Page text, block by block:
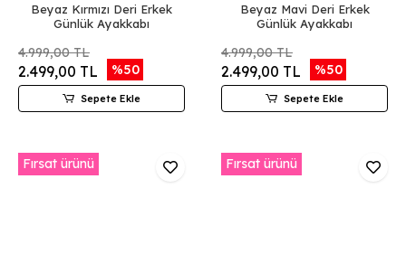
Beyaz Kırmızı Deri Erkek
Günlük Ayakkabı
4.999,00 TL
2.499,00 TL %50
Sepete Ekle
Beyaz Mavi Deri Erkek
Günlük Ayakkabı
4.999,00 TL
2.499,00 TL %50
Sepete Ekle
Fırsat ürünü Fırsat ürünü